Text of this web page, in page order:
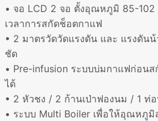
• จอ LCD 2 จอ ตั้งอุณหภูมิ 85-102
เวลาการสกัดช็อตกาแฟ
• 2 มาตรวัดวัดแรงดัน และ แรงดัน
ชัด
• Pre-infusion ระบบบ่มกาแฟก่อนส
ได้
• 2 หัวชง / 2 ก้านเป่าฟองนม / 1 ท่
• ระบบ Multi Boiler เพื่อให้อุณหภูมิ